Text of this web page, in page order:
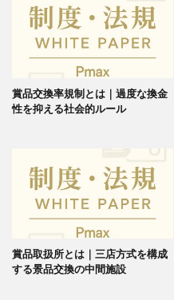
賞品交換率規制とは｜過度な換金
性を抑える社会的ルール
賞品取扱所とは｜三店方式を構成
する景品交換の中間施設